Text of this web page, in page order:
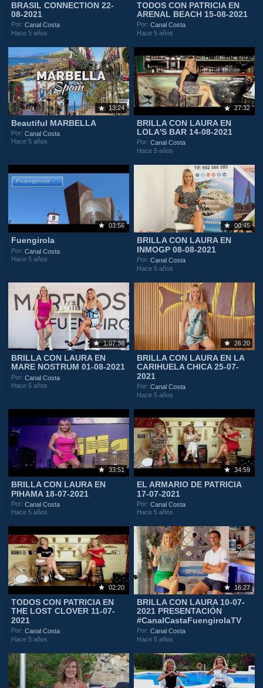
BRASIL CONNECTION 22-
08-2021
Por:Canal Costa
Hace 5 años
TODOS CON PATRICIA EN
ARENAL BEACH 15-08-2021
Por:Canal Costa
Hace 5 años
13:24
Beautiful MARBELLA
Por:Canal Costa
Hace 5 años
27:32
BRILLA CON LAURA EN
LOLA'S BAR 14-08-2021
Por:Canal Costa
Hace 5 años
03:56
Fuengirola
Por:Canal Costa
Hace 5 años
00:45
BRILLA CON LAURA EN
INMOGP 08-08-2021
Por:Canal Costa
Hace 5 años
1:07:38
BRILLA CON LAURA EN
MARE NOSTRUM 01-08-2021
Por:Canal Costa
Hace 5 años
26:20
BRILLA CON LAURA EN LA
CARIHUELA CHICA 25-07-
2021
Por:Canal Costa
Hace 5 años
33:51
BRILLA CON LAURA EN
PIHAMA 18-07-2021
Por:Canal Costa
Hace 5 años
34:59
EL ARMARIO DE PATRICIA
17-07-2021
Por:Canal Costa
Hace 5 años
02:20
TODOS CON PATRICIA EN
THE LOST CLOVER 11-07-
2021
Por:Canal Costa
Hace 5 años
16:27
BRILLA CON LAURA 10-07-
2021 PRESENTACIÓN
#CanalCastaFuengirolaTV
Por:Canal Costa
Hace 5 años